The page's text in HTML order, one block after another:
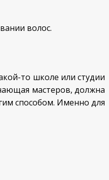
волос.
то школе или студии
мастеров, должна
способом. Именно для